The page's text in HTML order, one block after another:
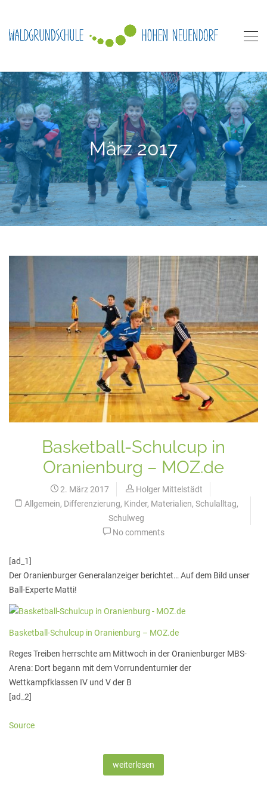
März 2017
Basketball-Schulcup in
Oranienburg – MOZ.de
2. März 2017
Holger Mittelstädt
Allgemein, Differenzierung, Kinder, Materialien, Schulalltag,
Schulweg
No comments
[ad_1]
Der Oranienburger Generalanzeiger berichtet… Auf dem Bild unser
Ball-Experte Matti!
Basketball-Schulcup in Oranienburg – MOZ.de
Reges Treiben herrschte am Mittwoch in der Oranienburger MBS-
Arena: Dort begann mit dem Vorrundenturnier der
Wettkampfklassen IV und V der B
[ad_2]
Source
weiterlesen